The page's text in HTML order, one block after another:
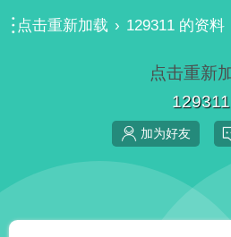
点击重新加载 › 129311 的资料
点击重新
129311
加为好友